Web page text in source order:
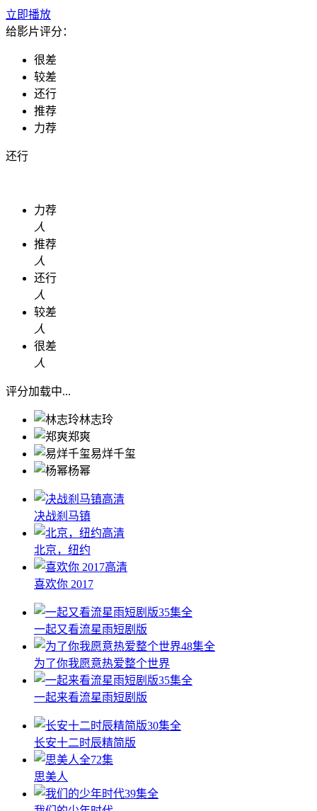
立即播放
给影片评分：
很差
较差
还行
推荐
力荐
还行
力荐
人
推荐
人
还行
人
较差
人
很差
人
评分加载中...
林志玲
郑爽
易烊千玺
杨幂
高清
决战刹马镇
高清
北京，纽约
高清
喜欢你 2017
35集全
一起又看流星雨短剧版
48集全
为了你我愿意热爱整个世界
35集全
一起来看流星雨短剧版
30集全
长安十二时辰精简版
全72集
思美人
39集全